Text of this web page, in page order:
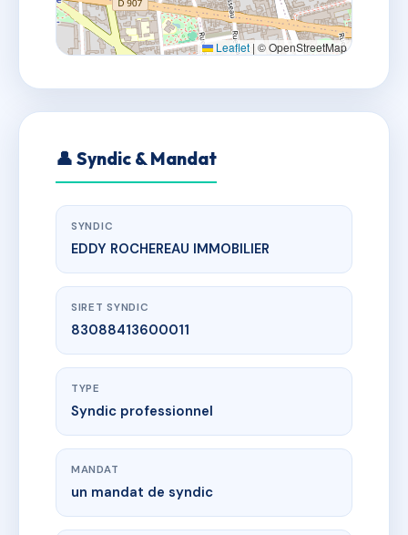
Leaflet | © OpenStreetMap
👤 Syndic & Mandat
SYNDIC
EDDY ROCHEREAU IMMOBILIER
SIRET SYNDIC
83088413600011
TYPE
Syndic professionnel
MANDAT
un mandat de syndic